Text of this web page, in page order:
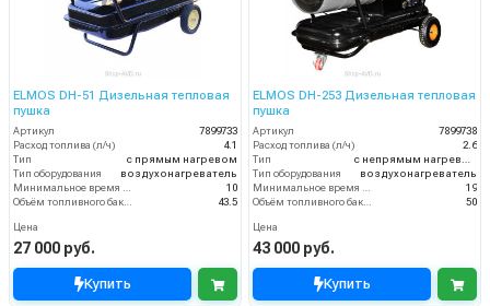
ELMOS DH-51 Дизельная тепловая
пушка
Артикул
7899733
Расход топлива (л/ч)
4.1
Тип
с прямым нагревом
Тип оборудования
воздухонагреватель
Минимальное время работы при полном баке (ч)
10
Объём топливного бака (л)
43.5
Цена
27 000 руб.
Купить
ELMOS DH-253 Дизельная тепловая
пушка
Артикул
7899738
Расход топлива (л/ч)
2.6
Тип
с непрямым нагревом
Тип оборудования
воздухонагреватель
Минимальное время работы при полном баке (ч)
19
Объём топливного бака (л)
50
Цена
43 000 руб.
Купить